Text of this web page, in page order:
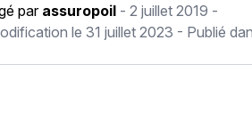
parassuropoil - 2 juillet 2019 -
le 31 juillet 2023 - Publié